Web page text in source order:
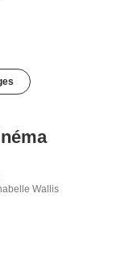
Wallis